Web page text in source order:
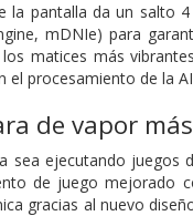
pantalla da un salto
mDNIe) para
matices más
procesamiento de la
de vapor
sea ejecutando
de juego mejorado
gracias al nuevo